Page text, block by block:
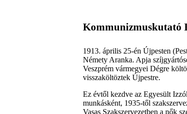
Kommunizmuskutató
1913. április 25-én Újpesten
Némety Aranka. Apja
Veszprém vármegyei Dégre
visszaköltöztek Újpestre.
Ez évtől kezdve az Egyesült
munkásként, 1935-től
Vasas Szakszervezetben a nők